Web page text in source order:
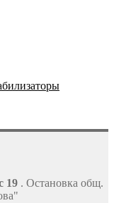
19 . Остановка общ.